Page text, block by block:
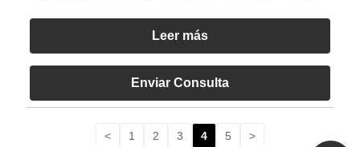
Leer más
Enviar Consulta
< 1 2 3 4 5 >